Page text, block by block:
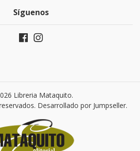
Síguenos
Libreria Mataquito.
Desarrollado por Jumpseller.